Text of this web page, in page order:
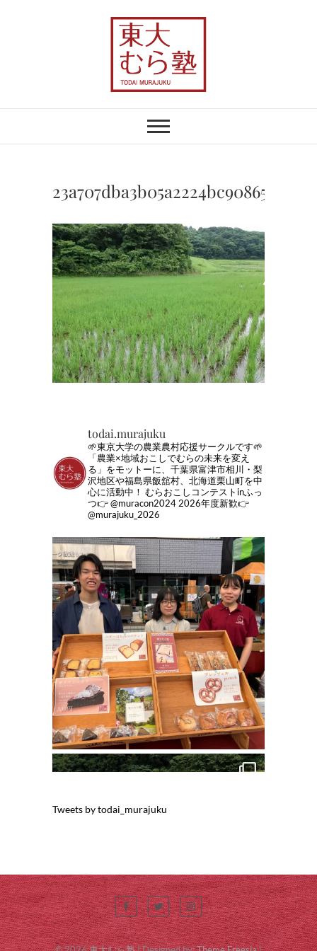
東大むら塾
todai.murajuku
🌱東京大学の農業農村応援サークルです🌱
「農業×地域おこしでむらの未来を変え
る」をモットーに、千葉県富津市相川・梨
沢地区や福島県飯舘村、北海道栗山町を中
心に活動中！ むらおこしコンテストinふっ
つ👉 @muracon2024 2026年度新歓👉
@murajuku_2026
Tweets by todai_murajuku